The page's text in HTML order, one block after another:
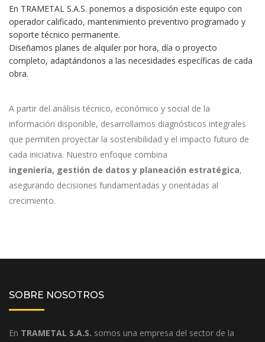
En TRAMETAL S.A.S. ponemos a disposición este equipo con
operador calificado, mantenimiento preventivo programado y
soporte técnico permanente.
Diseñamos planes de alquiler por hora, día o proyecto
completo, adaptándonos a las necesidades específicas de cada
obra.
A partir del análisis técnico, económico y social de la
información disponible, desarrollamos diagnósticos integrales
que permiten proyectar la sostenibilidad y el impacto futuro de
cada iniciativa. Nuestro enfoque combina
ingeniería, gestión de datos y planeación estratégica,
asegurando decisiones fundamentadas y orientadas al
crecimiento.
SOBRE NOSOTROS
En TRAMETAL S.A.S. somos una empresa del sector de la